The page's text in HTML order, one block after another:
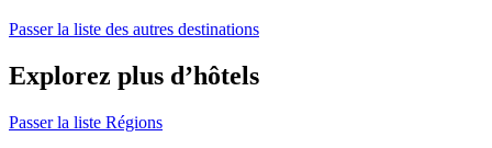
Passer la liste des autres destinations
Explorez plus d’hôtels
Passer la liste Régions